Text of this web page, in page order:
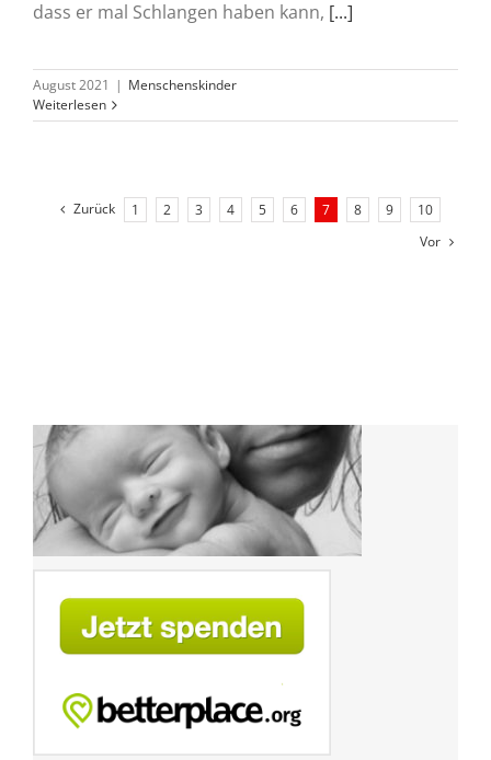
dass er mal Schlangen haben kann, [...]
August 2021 | Menschenskinder
Weiterlesen
Zurück 1 2 3 4 5 6 7 8 9
10
Vor